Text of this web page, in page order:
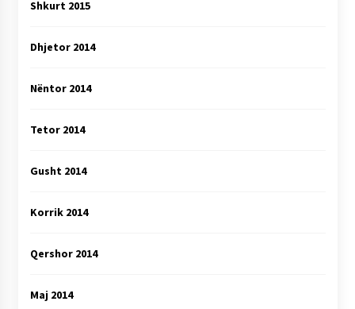
Shkurt 2015
Dhjetor 2014
Nëntor 2014
Tetor 2014
Gusht 2014
Korrik 2014
Qershor 2014
Maj 2014